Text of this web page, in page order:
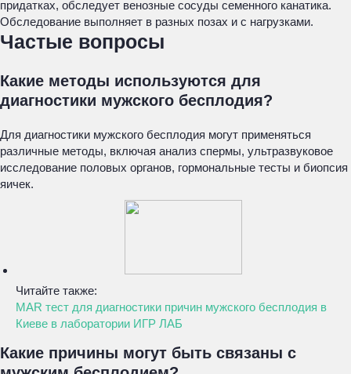
придатках, обследует венозные сосуды семенного канатика.
Обследование выполняет в разных позах и с нагрузками.
Частые вопросы
Какие методы используются для
диагностики мужского бесплодия?
Для диагностики мужского бесплодия могут применяться
различные методы, включая анализ спермы, ультразвуковое
исследование половых органов, гормональные тесты и биопсия
яичек.
Читайте также:
MAR тест для диагностики причин мужского бесплодия в
Киеве в лаборатории ИГР ЛАБ
Какие причины могут быть связаны с